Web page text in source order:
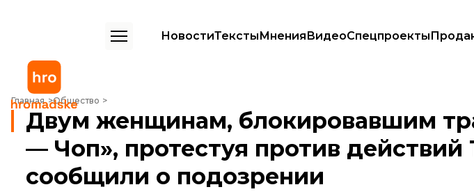
НовостиТекстыМненияВидеоСпецпроекты
Главная Общество
Двум женщинам, блокировавшим трассу «Киев — Чоп», протестуя против действий ТЦК, сообщили о
Двум женщинам, блокировавшим
— Чоп», протестуя против действий
сообщили о подозрении